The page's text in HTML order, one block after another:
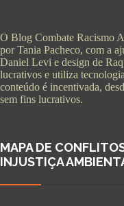
O Blog Combate Racismo
por Tania Pacheco, com a
Daniel Levi e design de
lucrativos e utiliza
conteúdo é incentivada,
sem fins lucrativos.
MAPA DE
INJUSTIÇA